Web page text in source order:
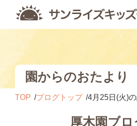
園からのおたより
TOP ブログトップ 4月25日(火)
厚木園ブロ